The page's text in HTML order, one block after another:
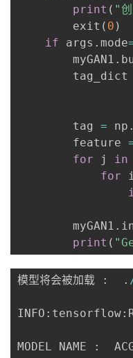
print ( "创
        exit
( 0 )
if args . mode
        myGAN1
.
        tag_dict
        tag
= np .
        feature
for j in
for
        myGAN1
.
print (
模型将会被加载 : .
INFO : tensorflow:
MODEL NAME :